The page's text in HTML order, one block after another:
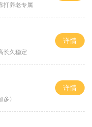
打养老专属
长久稳定
详情
〉
详情